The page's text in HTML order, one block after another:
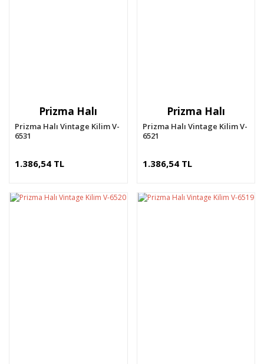
Prizma Halı
Prizma Halı Vintage Kilim V-
6531
1.386,54 TL
Prizma Halı
Prizma Halı Vintage Kilim V-
6521
1.386,54 TL